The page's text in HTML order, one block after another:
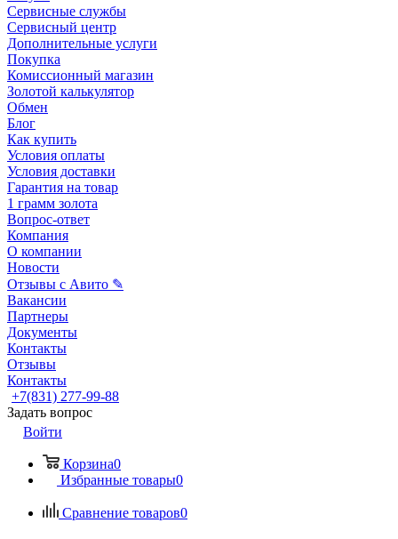
Сервисные службы
Сервисный центр
Дополнительные услуги
Покупка
Комиссионный магазин
Золотой калькулятор
Обмен
Блог
Как купить
Условия оплаты
Условия доставки
Гарантия на товар
1 грамм золота
Вопрос-ответ
Компания
О компании
Новости
Отзывы с Авито ✎
Вакансии
Партнеры
Документы
Контакты
Отзывы
Контакты
+7(831) 277-99-88
Задать вопрос
Войти
Корзина0
Избранные товары0
Сравнение товаров0